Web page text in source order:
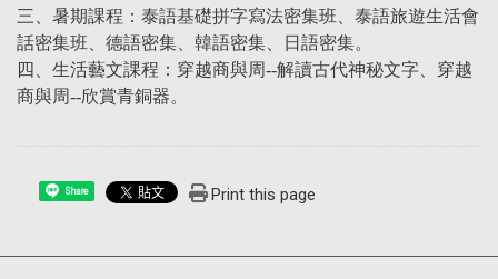
三、暑期課程：泰語基礎拼字寫法密集班、泰語旅遊生活會
話密集班、德語密集、韓語密集、日語密集。
四、生活藝文課程：穿越商與周--解讀古代神秘文字、穿越
商與周--欣賞青銅器。
Share Print this page